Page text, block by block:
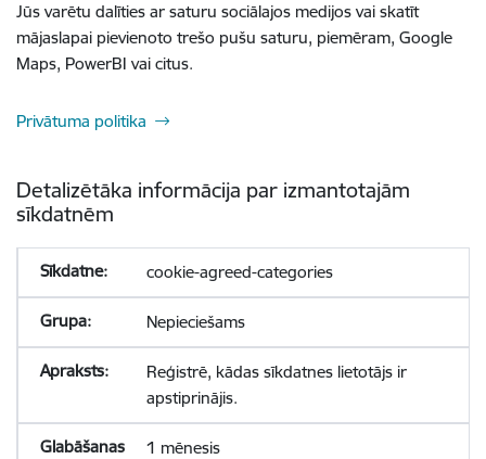
Jūs varētu dalīties ar saturu sociālajos medijos vai skatīt
mājaslapai pievienoto trešo pušu saturu, piemēram, Google
Maps, PowerBI vai citus.
Privātuma politika
Detalizētāka informācija par izmantotajām
sīkdatnēm
cookie-agreed-categories
Nepieciešams
Reģistrē, kādas sīkdatnes lietotājs ir
apstiprinājis.
1 mēnesis